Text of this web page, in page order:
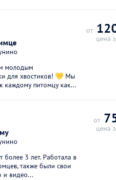
молодым
для хвостиков! 💛 Мы
каждому питомцу как...
от
цена
3 лет. Работала в
также были свои
и видео...
от
цена